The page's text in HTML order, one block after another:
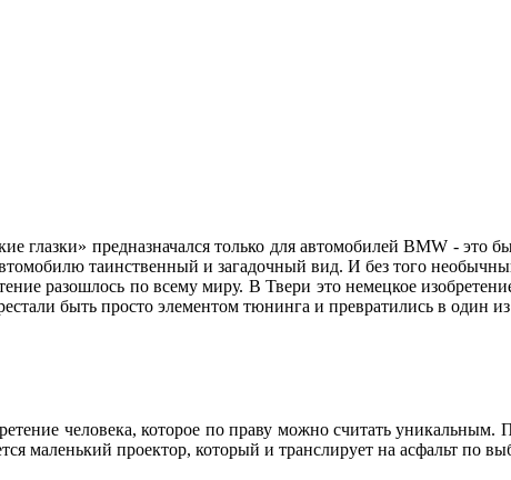
глазки» предназначался только для автомобилей BMW - это
таинственный и загадочный вид. И без того
разошлось по всему миру. В Твери это немецкое
быть просто элементом тюнинга и превратились в
человека, которое по праву можно считать
маленький проектор, который и транслирует на асфальт по